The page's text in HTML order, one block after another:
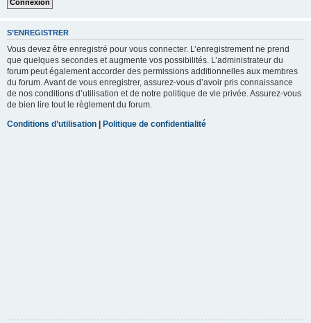
S’ENREGISTRER
Vous devez être enregistré pour vous connecter. L’enregistrement ne prend
que quelques secondes et augmente vos possibilités. L’administrateur du
forum peut également accorder des permissions additionnelles aux membres
du forum. Avant de vous enregistrer, assurez-vous d’avoir pris connaissance
de nos conditions d’utilisation et de notre politique de vie privée. Assurez-vous
de bien lire tout le règlement du forum.
Conditions d’utilisation | Politique de confidentialité